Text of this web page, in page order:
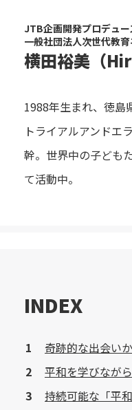
JTB企画開発プロデュ
一般社団法人次世代教
横田裕美（
1988年生まれ、徳島
トライアルアンドエ
幹。世界中の子ども
て活動中。
INDEX
奇跡的な出会い
平和を学びなが
持続可能な「平